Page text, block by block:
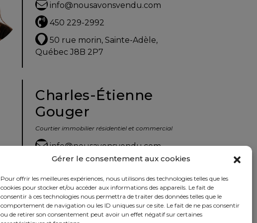
Gérer le consentement aux cookies
Pour offrir les meilleures expériences, nous utilisons des technologies telles que les
cookies pour stocker et/ou accéder aux informations des appareils. Le fait de
consentir à ces technologies nous permettra de traiter des données telles que le
comportement de navigation ou les ID uniques sur ce site. Le fait de ne pas consentir
ou de retirer son consentement peut avoir un effet négatif sur certaines
info@nousavonsvendu.com
450 229-2992
50 rue morin, Sainte-Adèle,
Québec J8B 2P7
Charles-Étienne
Gouger
Courtier immobilier résidentiel et commercial
info@nousavonsvendu.com
450 229-2992
50 rue morin, Sainte-Adèle,
Québec J8B 2P7